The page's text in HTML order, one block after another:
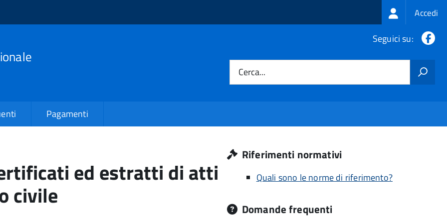
Login
menu
Accedi
Seguici su:
Cerca...
Pagamenti
ed estratti di atti
civile
Riferimenti normativi
Quali sono le norme di riferimento?
Domande frequenti